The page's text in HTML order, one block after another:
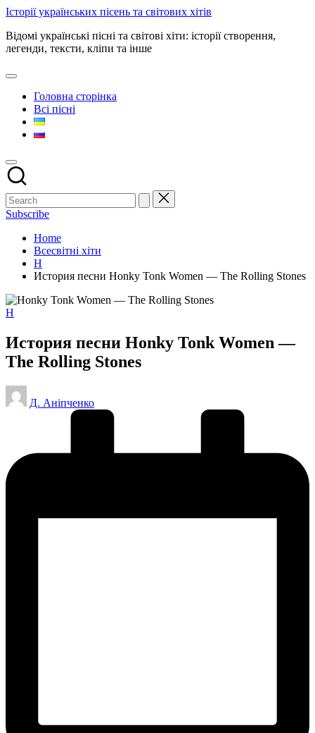
Skip
content
Історії українських пісень та світових хітів
Відомі українські пісні та світові хіти: історії створення,
легенди, тексти, кліпи та інше
Головна сторінка
Всі пісні
Subscribe
Home
Всесвітні хіти
H
История песни Honky Tonk Women — The Rolling Stones
Posted
H
История песни Honky Tonk Women —
The Rolling Stones
Posted
by
Д. Аніпченко